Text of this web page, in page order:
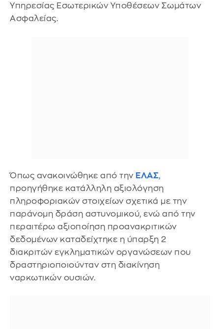
Υπηρεσίας Εσωτερικών Υποθέσεων Σωμάτων
Ασφαλείας.
Όπως ανακοινώθηκε από την ΕΛΑΣ,
προηγήθηκε κατάλληλη αξιολόγηση
πληροφοριακών στοιχείων σχετικά με την
παράνομη δράση αστυνομικού, ενώ από την
περαιτέρω αξιοποίηση προανακριτικών
δεδομένων καταδείχτηκε η ύπαρξη 2
διακριτών εγκληματικών οργανώσεων που
δραστηριοποιούνταν στη διακίνηση
ναρκωτικών ουσιών.